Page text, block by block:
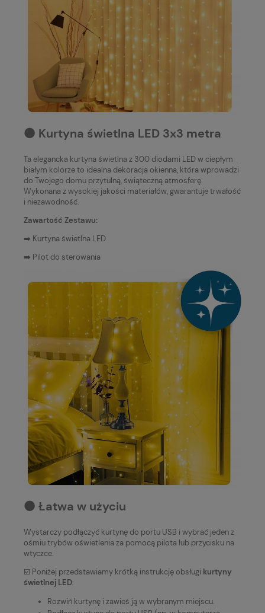
⚫️ Kurtyna świetlna LED 3x3 metra
Ta elegancka kurtyna świetlna z 300 diodami LED w ciepłym
białym kolorze to idealna dekoracja okienna, która wprowadzi
do Twojego domu przytulną, świąteczną atmosferę.
Wykonana z wysokiej jakości materiałów, gwarantuje trwałość
i niezawodność.
Zawartość Zestawu:
➡️ Kurtyna świetlna LED
➡️ Pilot do sterowania
⚫️ Łatwa w użyciu
Wystarczy podłączyć kurtynę do portu USB i wybrać jeden z
ośmiu trybów oświetlenia za pomocą pilota lub przycisku na
wtyczce.
☑️ Poniżej przedstawiamy krótką instrukcję obsługi kurtyny
świetlnej LED:
Rozwiń kurtynę i zawieś ją w wybranym miejscu.